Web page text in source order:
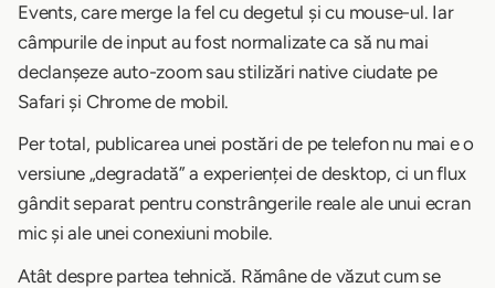
Events, care merge la fel cu degetul și cu mouse-ul. Iar
câmpurile de input au fost normalizate ca să nu mai
declanșeze auto-zoom sau stilizări native ciudate pe
Safari și Chrome de mobil.
Per total, publicarea unei postări de pe telefon nu mai e o
versiune „degradată” a experienței de desktop, ci un flux
gândit separat pentru constrângerile reale ale unui ecran
mic și ale unei conexiuni mobile.
Atât despre partea tehnică. Rămâne de văzut cum se